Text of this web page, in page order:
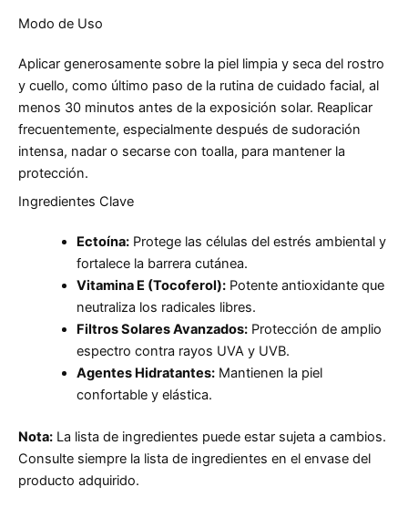
Modo de Uso
Aplicar generosamente sobre la piel limpia y seca del rostro
y cuello, como último paso de la rutina de cuidado facial, al
menos 30 minutos antes de la exposición solar. Reaplicar
frecuentemente, especialmente después de sudoración
intensa, nadar o secarse con toalla, para mantener la
protección.
Ingredientes Clave
Ectoína:Protege las células del estrés ambiental y
fortalece la barrera cutánea.
Vitamina E (Tocoferol):Potente antioxidante que
neutraliza los radicales libres.
Filtros Solares Avanzados:Protección de amplio
espectro contra rayos UVA y UVB.
Agentes Hidratantes:Mantienen la piel
confortable y elástica.
Nota: La lista de ingredientes puede estar sujeta a cambios.
Consulte siempre la lista de ingredientes en el envase del
producto adquirido.